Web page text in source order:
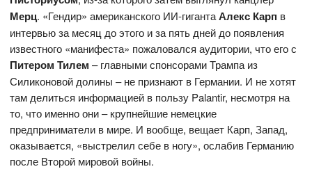
Мерц. «Гендир» американского ИИ-гигантаАлекс Карп в
интервью за месяц до этого и за пять дней до появления
известного «манифеста» пожаловался аудитории, что его с
Питером Тилем – главными спонсорами Трампа из
Силиконовой долины – не признают в Германии. И не хотят
там делиться информацией в пользу Palantir, несмотря на
то, что именно они – крупнейшие немецкие
предприниматели в мире. И вообще, вещает Карп, Запад,
оказывается, «выстрелил себе в ногу», ослабив Германию
после Второй мировой войны.